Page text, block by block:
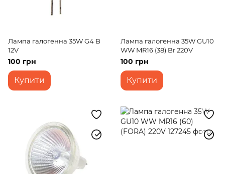
Лампа галогенна 35W G4 B
12V
100 грн
Купити
Лампа галогенна 35W GU10
WW MR16 (38) Br 220V
100 грн
Купити